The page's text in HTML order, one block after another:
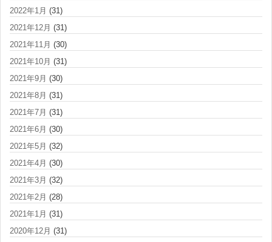
2022年1月 (31)
2021年12月 (31)
2021年11月 (30)
2021年10月 (31)
2021年9月 (30)
2021年8月 (31)
2021年7月 (31)
2021年6月 (30)
2021年5月 (32)
2021年4月 (30)
2021年3月 (32)
2021年2月 (28)
2021年1月 (31)
2020年12月 (31)